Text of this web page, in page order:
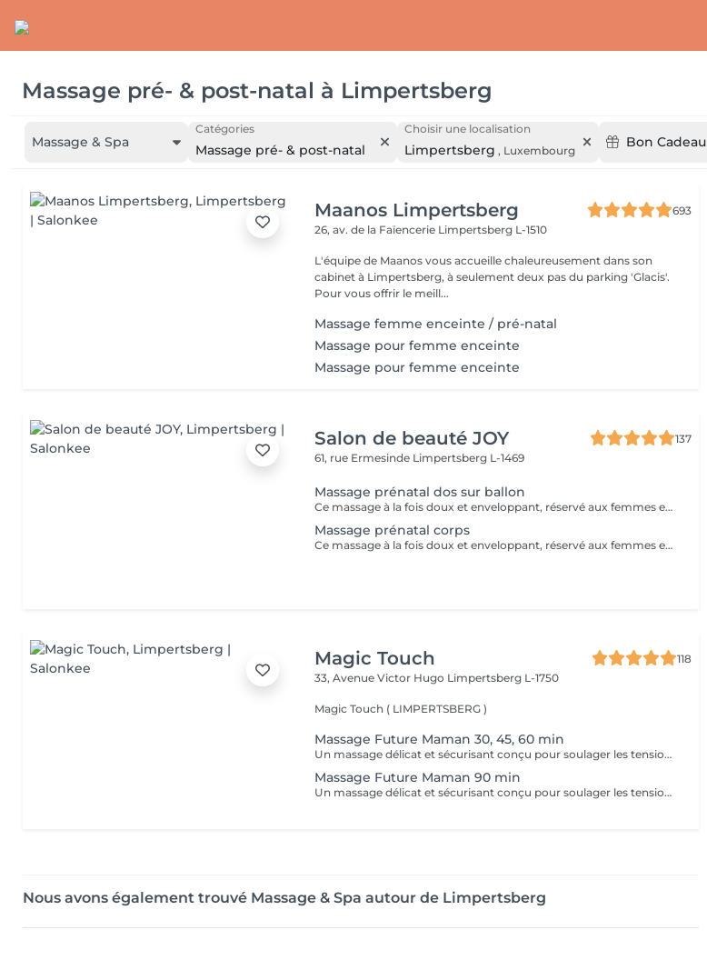
Massage pré- & post-natal à Limpertsberg
Massage & Spa
Catégories
Massage pré- & post-natal
Choisir une localisation
Limpertsberg , Luxembourg
Bon Cadeau
Maanos Limpertsberg
693
26, av. de la Faïencerie Limpertsberg L-1510
L'équipe de Maanos vous accueille chaleureusement dans son
cabinet à Limpertsberg, à seulement deux pas du parking 'Glacis'.
Pour vous offrir le meill...
Massage femme enceinte / pré-natal
Massage pour femme enceinte
Massage pour femme enceinte
Salon de beauté JOY
137
61, rue Ermesinde Limpertsberg L-1469
Massage prénatal dos sur ballon
Ce massage à la fois doux et enveloppant, réservé aux femmes enceintes dès le 3ème mois de grossesse . Il permettra de vous détendre des tensions occasionnées par votre grossesse . Ne laissez pas la fatigue et les courbatures vous empêcher de profiter de ce beau moment .
Massage prénatal corps
Ce massage à la fois doux et enveloppant, réservé aux femmes enceintes dès le 3ème de grossesse . Il permettra de vous détendre des tensions occasionnées par votre grossesse . Ne laissez pas la fatigue et les courbatures vous empêcher de profiter de ce beau moment .
Magic Touch
118
33, Avenue Victor Hugo Limpertsberg L-1750
Magic Touch ( LIMPERTSBERG )
Massage Future Maman 30, 45, 60 min
Un massage délicat et sécurisant conçu pour soulager les tensions et apporter un moment de bien-être durant la grossesse.
Massage Future Maman 90 min
Un massage délicat et sécurisant conçu pour soulager les tensions et apporter un moment de bien-être durant la grossesse.
Nous avons également trouvé Massage & Spa autour de Limpertsberg